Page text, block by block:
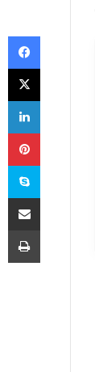
Facebook
X
LinkedIn
Pinterest
Skype
E-Posta ile paylaş